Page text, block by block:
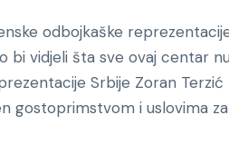
odbojkaške
bi vidjeli šta sve ovaj centar
Srbije Zoran
gostoprimstvom i uslovima